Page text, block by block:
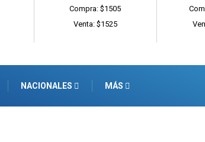
Compra: $1505
Venta: $1525
NACIONALES MÁS